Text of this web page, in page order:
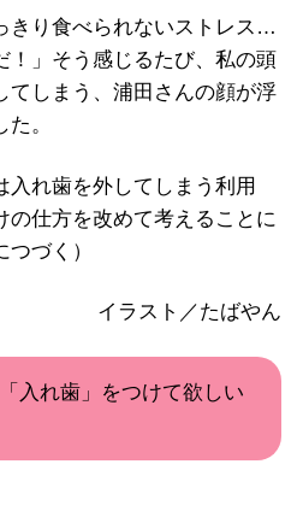
きり食べられないストレス…
！」そう感じるたび、私の頭
てしまう、浦田さんの顔が浮
。
れ歯を外してしまう利用
の仕方を改めて考えることに
づく）
イラスト／たばやん
入れ歯」をつけて欲しい